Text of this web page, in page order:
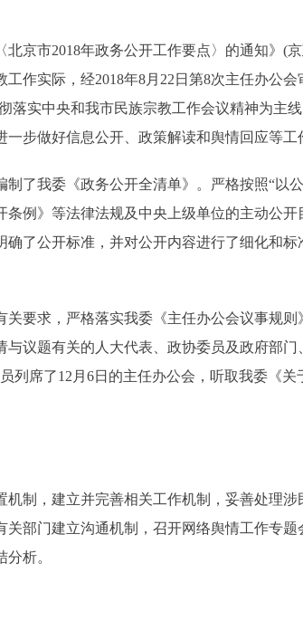
市2018年政务公开工作要点〉的通知》(京
作实际，经2018年8月22日第8次主任办公
落实中央和我市民族宗教工作会议精神为主
步做好信息公开、政策解读和舆情回应等工
我委《政务公开全清单》。严格按照“以
例》等法律法规及中央上级单位的主动公
了公开标准，并对公开内容进行了细化和
求，严格落实我委《主任办公会议事规则
议题有关的人大代表、政协委员及政府部
列席了12月6日的主任办公会，听取我委《
，建立并完善相关工作机制，妥善处理涉
部门建立沟通机制，召开网络舆情工作专题
析。